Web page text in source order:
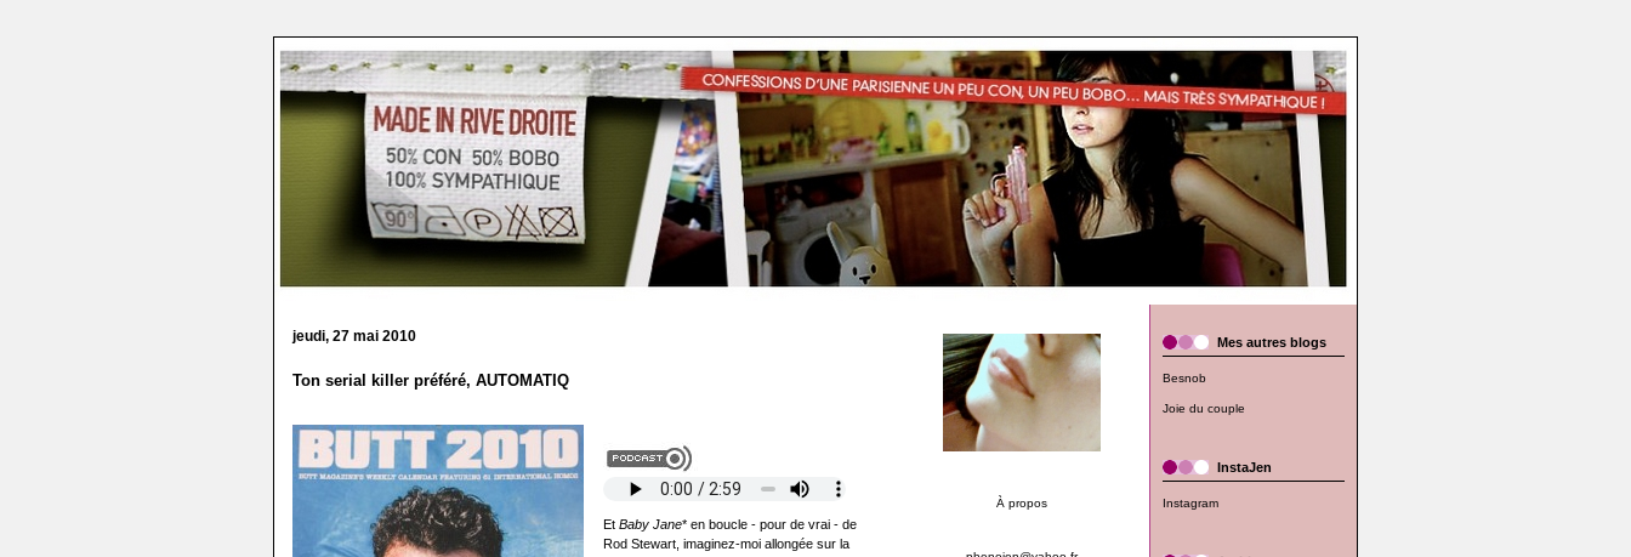
jeudi, 27 mai 2010
Ton serial killer préféré, AUTOMATIQ
Et Baby Jane* en boucle - pour de vrai - de
Rod Stewart, imaginez-moi allongée sur la
À propos
Mes autres blogs
Besnob
Joie du couple
InstaJen
Instagram